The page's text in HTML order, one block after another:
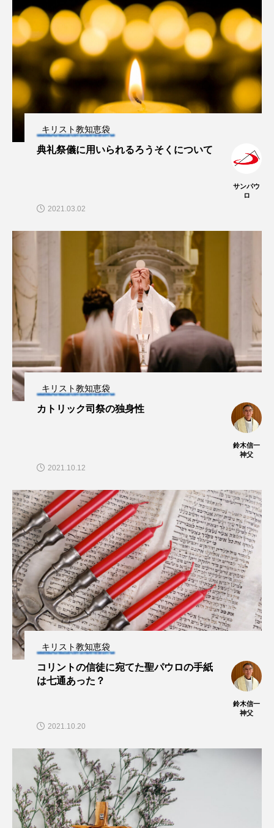
キリスト教知恵袋
典礼祭儀に用いられるろうそくについて
サンパウ
ロ
2021.03.02
キリスト教知恵袋
カトリック司祭の独身性
鈴木信一
神父
2021.10.12
キリスト教知恵袋
コリントの信徒に宛てた聖パウロの手紙
は七通あった？
鈴木信一
神父
2021.10.20